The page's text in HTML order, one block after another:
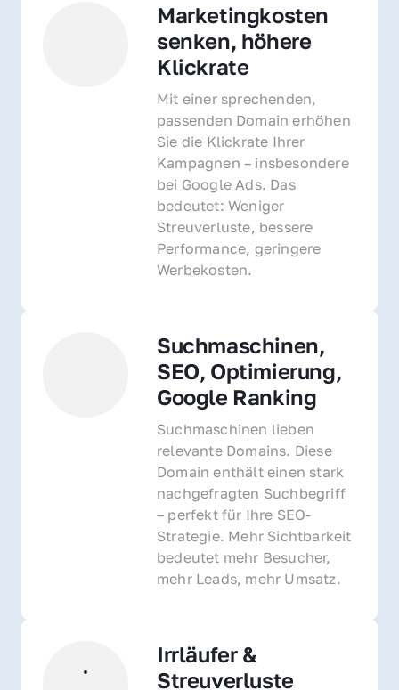
Marketingkosten
senken, höhere
Klickrate
Mit einer sprechenden,
passenden Domain erhöhen
Sie die Klickrate Ihrer
Kampagnen – insbesondere
bei Google Ads. Das
bedeutet: Weniger
Streuverluste, bessere
Performance, geringere
Werbekosten.
Suchmaschinen,
SEO, Optimierung,
Google Ranking
Suchmaschinen lieben
relevante Domains. Diese
Domain enthält einen stark
nachgefragten Suchbegriff
– perfekt für Ihre SEO-
Strategie. Mehr Sichtbarkeit
bedeutet mehr Besucher,
mehr Leads, mehr Umsatz.
Irrläufer &
Streuverluste